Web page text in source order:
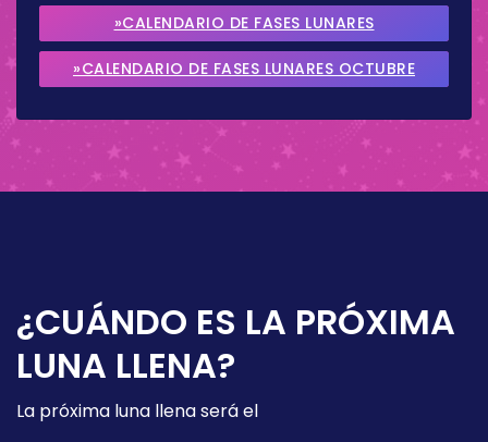
2026
»CALENDARIO DE FASES LUNARES
SEPTIEMBRE 2026
»CALENDARIO DE FASES LUNARES OCTUBRE
¿CUÁNDO ES LA PRÓXIMA
LUNA LLENA?
La próxima luna llena será el